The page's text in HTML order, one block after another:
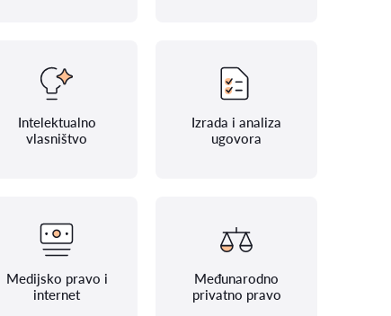
Intelektualno
vlasništvo
Izrada i analiza
ugovora
Medijsko pravo i
internet
Međunarodno
privatno pravo